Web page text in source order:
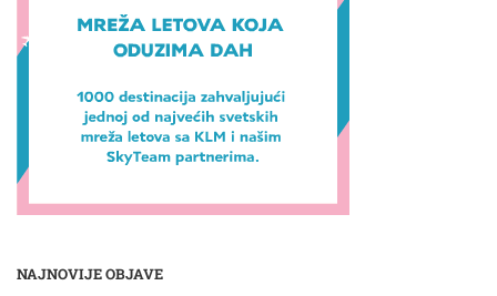
NAJNOVIJE OBJAVE